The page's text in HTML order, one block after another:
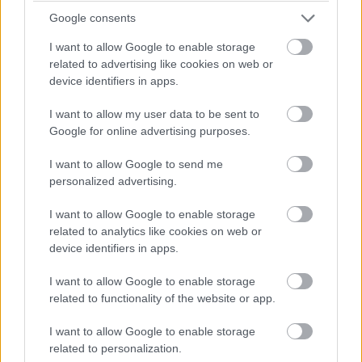
Google consents
I want to allow Google to enable storage
related to advertising like cookies on web or
device identifiers in apps.
I want to allow my user data to be sent to
Google for online advertising purposes.
I want to allow Google to send me
personalized advertising.
I want to allow Google to enable storage
related to analytics like cookies on web or
device identifiers in apps.
I want to allow Google to enable storage
related to functionality of the website or app.
I want to allow Google to enable storage
related to personalization.
hogy ledolgozzuk ezt az utolsó három tizedmásodpercet.”
Balogh Tamás